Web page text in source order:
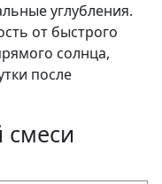
углубления.
от быстрого
солнца,
после
смеси